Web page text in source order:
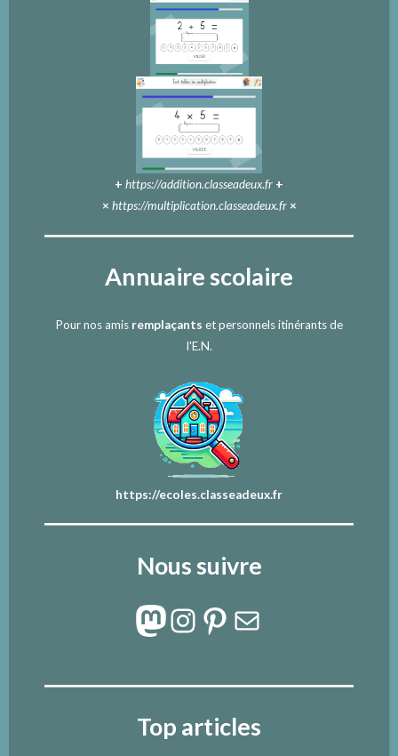
+ https://addition.classeadeux.fr +
× https://multiplication.classeadeux.fr×
Annuaire scolaire
Pour nos amis remplaçants et personnels itinérants de
l'E.N.
https://ecoles.classeadeux.fr
Nous suivre
Mastodon
Instagram
Pinterest
E-mail
Top articles